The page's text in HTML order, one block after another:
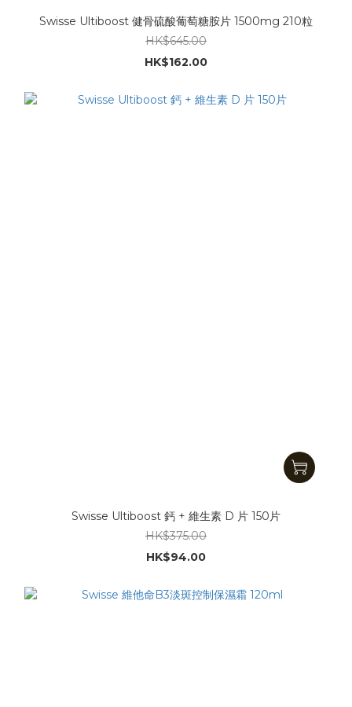
Swisse Ultiboost 健骨硫酸葡萄糖胺片 1500mg 210粒
HK$645.00
HK$162.00
Swisse Ultiboost 鈣 + 維生素 D 片 150片
HK$375.00
HK$94.00